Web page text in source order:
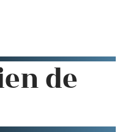
de